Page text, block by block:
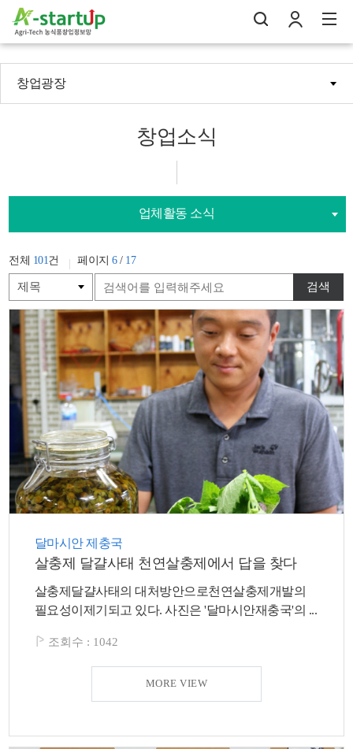
색
창
그
인
체
창업광장
창업소식
업체활동 소식
전체 101건 페이지6/ 17
검색
달마시안 제충국
살충제 달걀사태 천연살충제에서 답을 찾다
살충제달걀사태의 대처방안으로천연살충제개발의
필요성이제기되고 있다. 사진은 '달마시안재충국'의 ...
조회수 : 1042
MORE VIEW